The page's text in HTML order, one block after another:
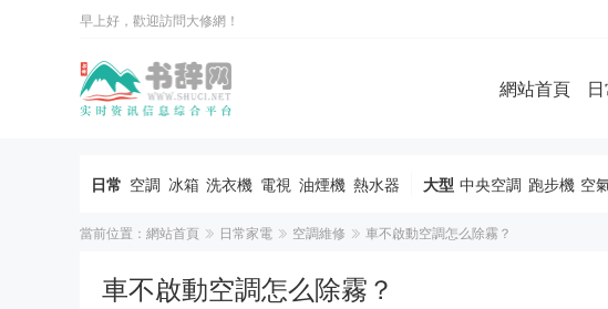
早上好，歡迎訪問大修網！
網站首頁
日常 空調 冰箱 洗衣機 電視 油煙機 熱水器 大型 中央空調 跑步機 空
當前位置： 網站首頁 日常家電 空調維修 車不啟動空調怎么除霧？
車不啟動空調怎么除霧？